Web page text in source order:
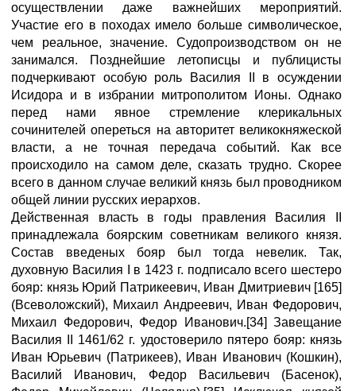
осуществлении даже важнейших мероприятий.
Участие его в походах имело больше символическое,
чем реальное, значение. Судопроизводством он не
занимался. Позднейшие летописцы и публицисты
подчеркивают особую роль Василия II в осуждении
Исидора и в избрании митрополитом Ионы. Однако
перед нами явное стремление клерикальных
сочинителей опереться на авторитет великокняжеской
власти, а не точная передача событий. Как все
происходило на самом деле, сказать трудно. Скорее
всего в данном случае великий князь был проводником
общей линии русских иерархов.
Действенная власть в годы правления Василия II
принадлежала боярским советникам великого князя.
Состав введеных бояр был тогда невелик. Так,
духовную Василия I в 1423 г. подписало всего шестеро
бояр: князь Юрий Патрикеевич, Иван Дмитриевич [165]
(Всеволожский), Михаил Андреевич, Иван Федорович,
Михаил Федорович, Федор Иванович.[34] Завещание
Василия II 1461/62 г. удостоверило пятеро бояр: князь
Иван Юрьевич (Патрикеев), Иван Иванович (Кошкин),
Василий Иванович, Федор Васильевич (Басенок),